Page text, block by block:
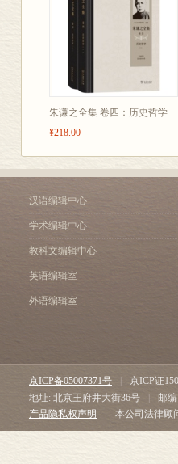
朱谦之全集 卷四：历史哲学
¥218.00
汉语编辑中心
学术编辑中心
教科文编辑中心
英语编辑室
外语编辑室
京ICP备05007371号 京ICP证
地址: 北京王府井大街36号
邮
产品隐私权声明
本公司法律顾